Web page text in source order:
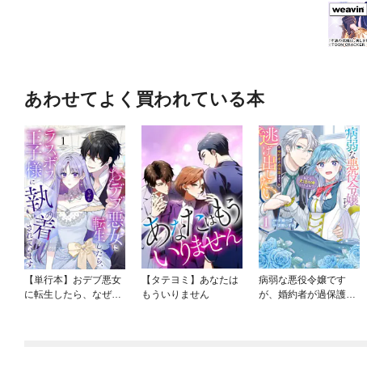
あわせてよく買われている本
【単行本】おデブ悪女
に転生したら、なぜか
【タテヨミ】あなたは
もういりません
病弱な悪役令嬢です
が、婚約者が過保護す